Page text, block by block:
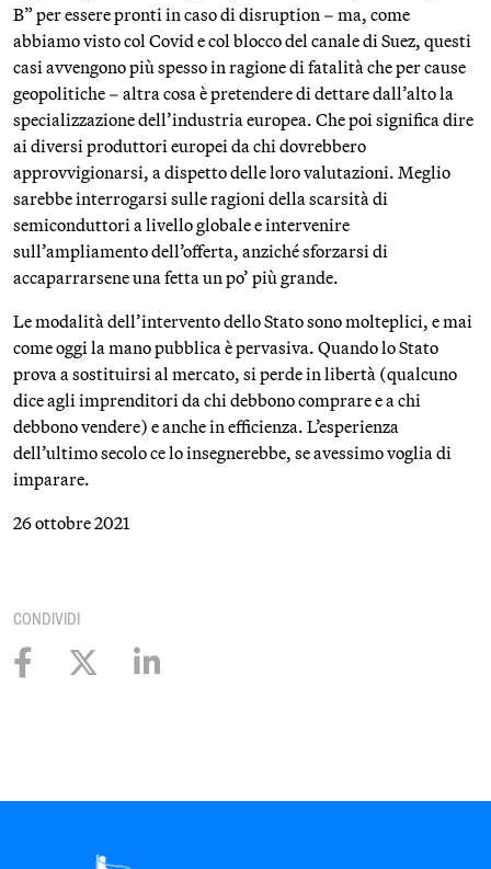
B” per essere pronti in caso di disruption – ma, come
abbiamo visto col Covid e col blocco del canale di Suez, questi
casi avvengono più spesso in ragione di fatalità che per cause
geopolitiche – altra cosa è pretendere di dettare dall’alto la
specializzazione dell’industria europea. Che poi significa dire
ai diversi produttori europei da chi dovrebbero
approvvigionarsi, a dispetto delle loro valutazioni. Meglio
sarebbe interrogarsi sulle ragioni della scarsità di
semiconduttori a livello globale e intervenire
sull’ampliamento dell’offerta, anziché sforzarsi di
accaparrarsene una fetta un po’ più grande.
Le modalità dell’intervento dello Stato sono molteplici, e mai
come oggi la mano pubblica è pervasiva. Quando lo Stato
prova a sostituirsi al mercato, si perde in libertà (qualcuno
dice agli imprenditori da chi debbono comprare e a chi
debbono vendere) e anche in efficienza. L’esperienza
dell’ultimo secolo ce lo insegnerebbe, se avessimo voglia di
imparare.
26 ottobre 2021
CONDIVIDI